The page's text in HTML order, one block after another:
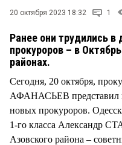
20 октября 2023 18:32 1
Ранее они трудились
прокуроров – в
районах.
Сегодня, 20 октября,
АФАНАСЬЕВ представил
новых прокуроров.
1-го класса Александр
Азовского района –